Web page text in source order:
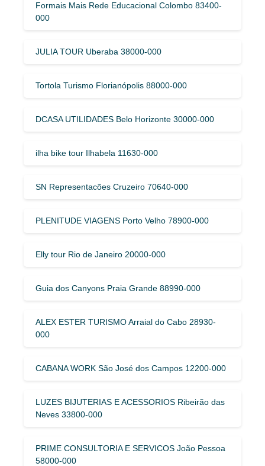
Formais Mais Rede Educacional Colombo 83400-
000
JULIA TOUR Uberaba 38000-000
Tortola Turismo Florianópolis 88000-000
DCASA UTILIDADES Belo Horizonte 30000-000
ilha bike tour Ilhabela 11630-000
SN Representacões Cruzeiro 70640-000
PLENITUDE VIAGENS Porto Velho 78900-000
Elly tour Rio de Janeiro 20000-000
Guia dos Canyons Praia Grande 88990-000
ALEX ESTER TURISMO Arraial do Cabo 28930-
000
CABANA WORK São José dos Campos 12200-000
LUZES BIJUTERIAS E ACESSORIOS Ribeirão das
Neves 33800-000
PRIME CONSULTORIA E SERVICOS João Pessoa
58000-000